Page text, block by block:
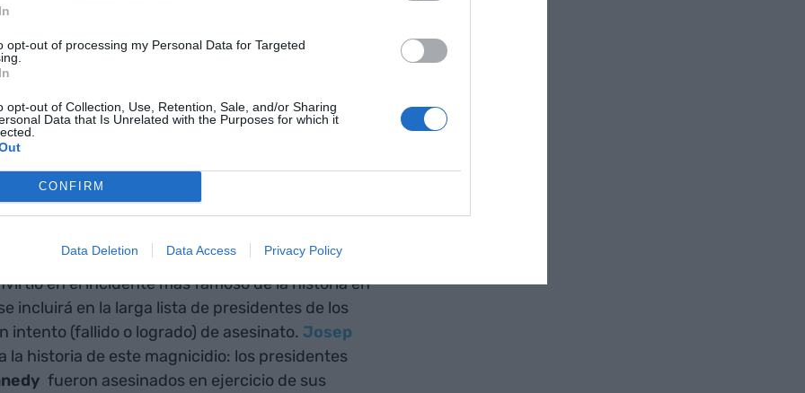
opt-out of processing my Personal Data for Targeted
opt-out of Collection, Use, Retention, Sale, and/or Sharing
Data that Is Unrelated with the Purposes for which it
CONFIRM
Data Deletion Data Access Privacy Policy
| Toni Galmés
estadunidense el pasado sábado
El incidente ha llenado las redes sociales y
de conspiración de ambos extremos del
las posibilidades de victoria para el candidato.
en el incidente más famoso de la historia en
incluirá en la larga lista de presidentes de los
intento (fallido o logrado) de asesinato. Josep
la historia de este magnicidio: los presidentes
fueron asesinados en ejercicio de sus